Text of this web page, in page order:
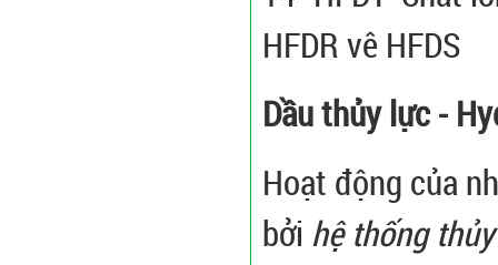
HFDR vê HFDS
Dầu thủy lực -
Hoạt động của
bởi hệ thống